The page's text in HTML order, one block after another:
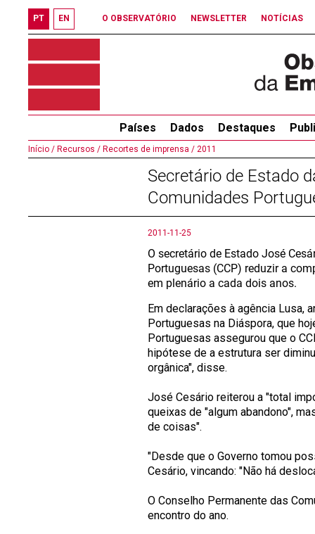
PT EN O OBSERVATÓRIO NEWSLETTER NOTÍCIAS
Países Dados Destaques
Início / Recursos / Recortes de imprensa / 2011
Secretário de Estado
Comunidades
2011-11-25
O secretário de Estado José
Portuguesas (CCP) reduzir a
em plenário a cada dois anos.
Em declarações à agência Lusa,
Portuguesas na Diáspora, que
Portuguesas assegurou que o
hipótese de a estrutura ser
orgânica", disse.
José Cesário reiterou a "total
queixas de "algum abandono",
de coisas".
"Desde que o Governo tomou
Cesário, vincando: "Não há
O Conselho Permanente das
encontro do ano.